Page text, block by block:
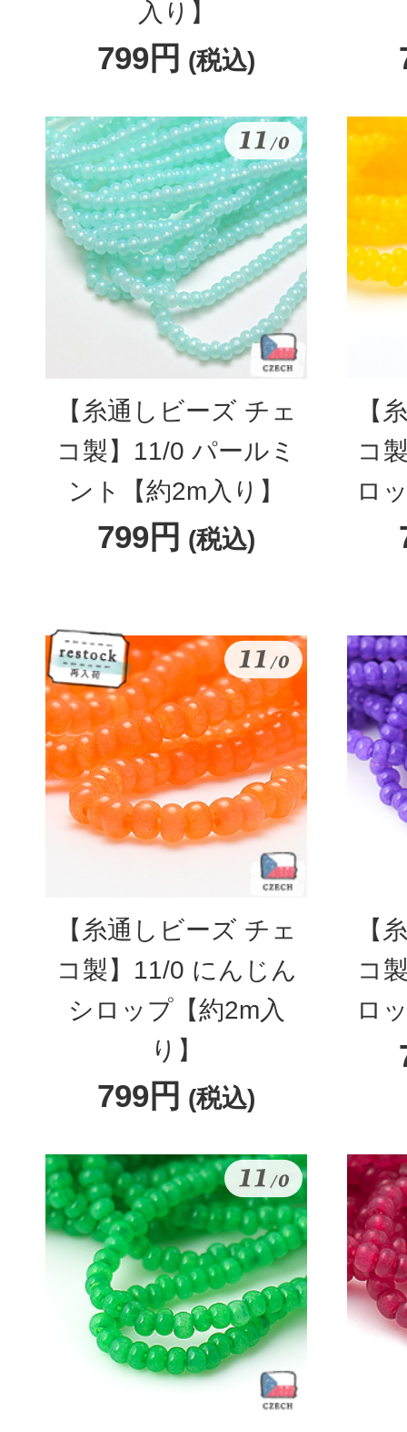
入り】
799円 (税込)
【糸通しビーズ チェ
コ製】11/0 パールミ
ント【約2m入り】
799円 (税込)
【
コ
ロ
【糸通しビーズ チェ
コ製】11/0 にんじん
シロップ【約2m入
り】
799円 (税込)
【
コ
ロ